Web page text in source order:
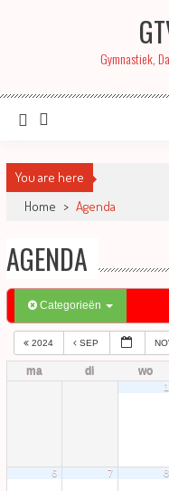
Gymnastiek,
You are here
Home > Agenda
AGENDA
Categorieën
2024 SEP
ma di wo
1
6 7 8